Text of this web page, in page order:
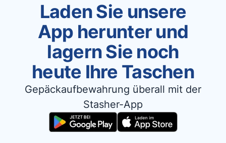
Laden Sie unsere
App herunter und
lagern Sie noch
heute Ihre Taschen
Gepäckaufbewahrung überall mit der
Stasher-App